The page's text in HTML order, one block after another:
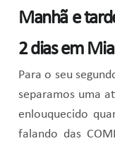
Manhã e
2 dias em
Para o seu
separamos uma
enlouquecido
falando das